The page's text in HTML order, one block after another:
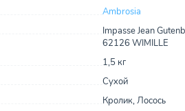
Ambrosia
Impasse Jean
62126 WIMILLE
1,5 кг
Сухой
Кролик, Лосось